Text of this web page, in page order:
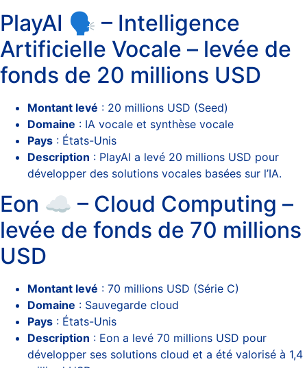
PlayAI 🗣️ – Intelligence
Artificielle Vocale – levée de
fonds de 20 millions USD
Montant levé : 20 millions USD (Seed)
Domaine : IA vocale et synthèse vocale
Pays : États-Unis
Description : PlayAI a levé 20 millions USD pour
développer des solutions vocales basées sur l’IA.
Eon ☁️ – Cloud Computing –
levée de fonds de 70 millions
USD
Montant levé : 70 millions USD (Série C)
Domaine : Sauvegarde cloud
Pays : États-Unis
Description : Eon a levé 70 millions USD pour
développer ses solutions cloud et a été valorisé à 1,4